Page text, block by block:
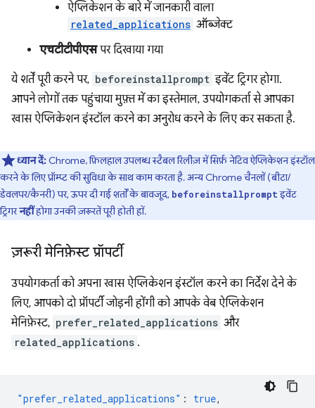
ऐप्लिकेशन के बारे में जानकारी वाला
related_applications ऑब्जेक्ट
एचटीटीपीएसपर दिखाया गया
ये शर्तें पूरी करने पर, beforeinstallprompt इवेंट ट्रिगर होगा.
आपने लोगों तक पहुंचाया मुफ़्त में का इस्तेमाल, उपयोगकर्ता से आपका
खास ऐप्लिकेशन इंस्टॉल करने का अनुरोध करने के लिए कर सकता है.
ध्यान दें: Chrome, फ़िलहाल उपलब्ध स्टैबल रिलीज़ में सिर्फ़ नेटिव ऐप्लिकेशन इंस्टॉल
करने के लिए प्रॉम्प्ट की सुविधा के साथ काम करता है. अन्य Chrome चैनलों (बीटा/
डेवलपर/कैनरी) पर, ऊपर दी गई शर्तों के बावजूद, beforeinstallpromptइवेंट
ट्रिगरनहींहोगा उनकी ज़रूरतें पूरी होती हों.
ज़रूरी मेनिफ़ेस्ट प्रॉपर्टी
उपयोगकर्ता को अपना खास ऐप्लिकेशन इंस्टॉल करने का निर्देश देने के
लिए, आपको दो प्रॉपर्टी जोड़नी होंगी को आपके वेब ऐप्लिकेशन
मेनिफ़ेस्ट, prefer_related_applications और
related_applications .
"prefer_related_applications" : true,